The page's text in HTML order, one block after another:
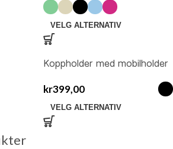
VELG ALTERNATIV
Koppholder med mobilholder
kr399,00
VELG ALTERNATIV